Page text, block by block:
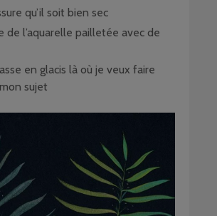
qu’il soit bien sec
de l’aquarelle pailletée avec de
en glacis là où je veux faire
sujet